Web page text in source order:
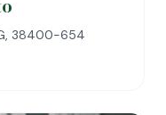
38400-654